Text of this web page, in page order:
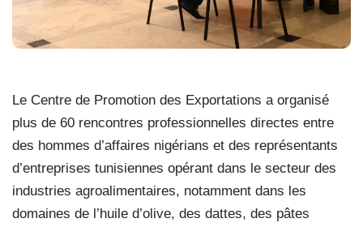
Le Centre de Promotion des Exportations a organisé
plus de 60 rencontres professionnelles directes entre
des hommes d’affaires nigérians et des représentants
d’entreprises tunisiennes opérant dans le secteur des
industries agroalimentaires, notamment dans les
domaines de l’huile d’olive, des dattes, des pâtes